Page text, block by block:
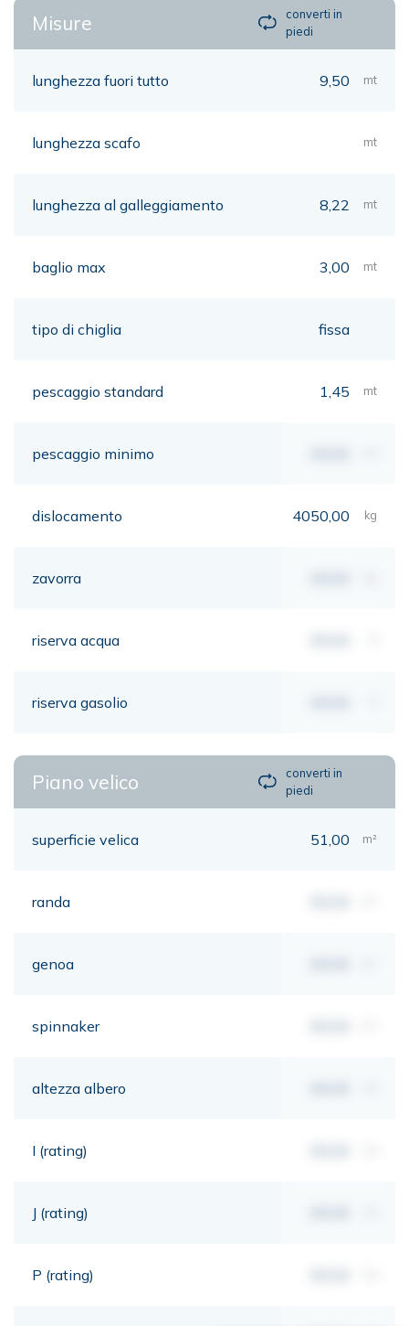
Misure
converti in
piedi
lunghezza fuori tutto 9,50 mt
lunghezza scafo mt
lunghezza al galleggiamento 8,22 mt
baglio max 3,00 mt
tipo di chiglia fissa
pescaggio standard 1,45 mt
pescaggio minimo
dislocamento 4050,00 kg
zavorra
riserva acqua
riserva gasolio
Piano velico
converti in
piedi
superficie velica 51,00 m²
randa
genoa
spinnaker
altezza albero
I (rating)
J (rating)
P (rating)